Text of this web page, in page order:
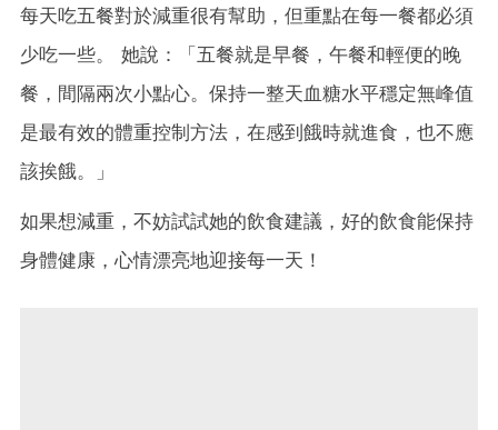
每天吃五餐對於減重很有幫助，但重點在每一餐都必須
少吃一些。 她說：「五餐就是早餐，午餐和輕便的晚
餐，間隔兩次小點心。保持一整天血糖水平穩定無峰值
是最有效的體重控制方法，在感到餓時就進食，也不應
該挨餓。」
如果想減重，不妨試試她的飲食建議，好的飲食能保持
身體健康，心情漂亮地迎接每一天！